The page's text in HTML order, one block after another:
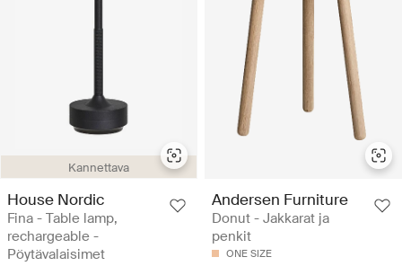
Kannettava
House Nordic
Fina - Table lamp,
rechargeable -
Pöytävalaisimet
Andersen Furniture
Donut - Jakkarat ja
penkit
ONE SIZE